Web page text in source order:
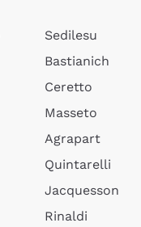
Sedilesu
Bastianich
Ceretto
Masseto
Agrapart
Quintarelli
Jacquesson
Rinaldi